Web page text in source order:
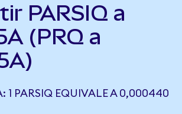
PARSIQ a
(PRQ a
1 PARSIQ EQUIVALE A 0,000440